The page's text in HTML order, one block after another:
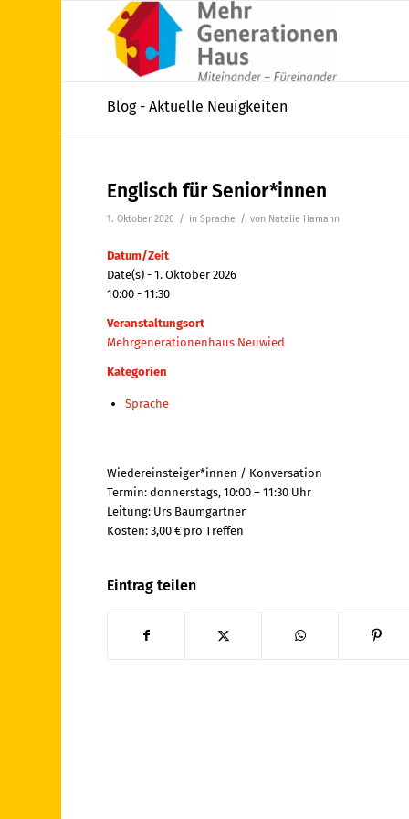
Blog - Aktuelle Neuigkeiten
Englisch für Senior*innen
1. Oktober 2026 / inSprache / von Natalie Hamann
Datum/Zeit
Date(s) - 1. Oktober 2026
10:00 - 11:30
Veranstaltungsort
Mehrgenerationenhaus Neuwied
Kategorien
Sprache
Wiedereinsteiger*innen / Konversation
Termin: donnerstags, 10:00 – 11:30 Uhr
Leitung: Urs Baumgartner
Kosten: 3,00 € pro Treffen
Eintrag teilen